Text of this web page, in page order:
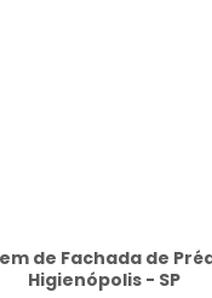
de Fachada de
Higienópolis - SP